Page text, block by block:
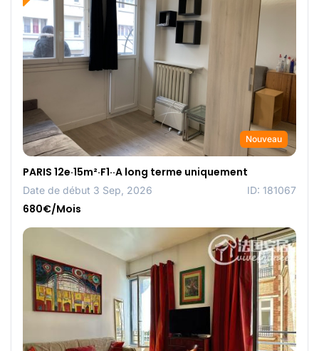
Nouveau
PARIS 12e·15m²·F1··A long terme uniquement
Date de début 3 Sep, 2026 ID: 181067
680€/Mois